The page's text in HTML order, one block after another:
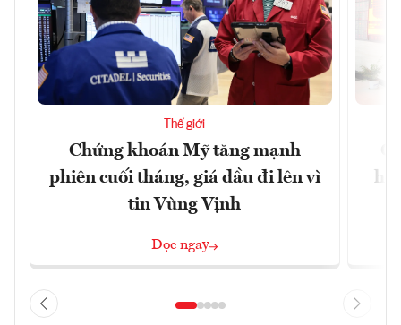
Thế giới
Chứng khoán Mỹ tăng mạnh
phiên cuối tháng, giá dầu đi lên vì
tin Vùng Vịnh
Đọc ngay